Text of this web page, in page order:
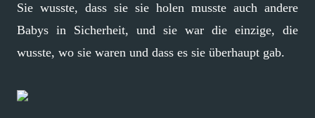
Sie wusste, dass sie sie holen musste auch andere
Babys in Sicherheit, und sie war die einzige, die
wusste, wo sie waren und dass es sie überhaupt gab.